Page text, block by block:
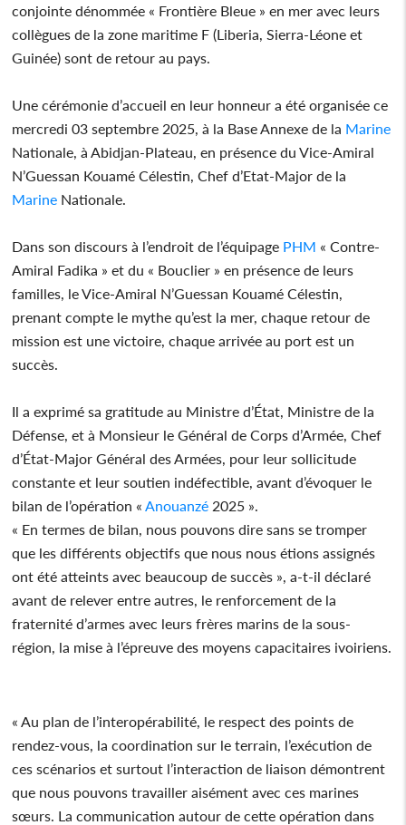
conjointe dénommée « Frontière Bleue » en mer avec leurs
collègues de la zone maritime F (Liberia, Sierra-Léone et
Guinée) sont de retour au pays.
Une cérémonie d’accueil en leur honneur a été organisée ce
mercredi 03 septembre 2025, à la Base Annexe de la Marine
Nationale, à Abidjan-Plateau, en présence du Vice-Amiral
N’Guessan Kouamé Célestin, Chef d’Etat-Major de la
Marine Nationale.
Dans son discours à l’endroit de l’équipage PHM « Contre-
Amiral Fadika » et du « Bouclier » en présence de leurs
familles, le Vice-Amiral N’Guessan Kouamé Célestin,
prenant compte le mythe qu’est la mer, chaque retour de
mission est une victoire, chaque arrivée au port est un
succès.
Il a exprimé sa gratitude au Ministre d’État, Ministre de la
Défense, et à Monsieur le Général de Corps d’Armée, Chef
d’État-Major Général des Armées, pour leur sollicitude
constante et leur soutien indéfectible, avant d’évoquer le
bilan de l’opération « Anouanzé 2025 ».
« En termes de bilan, nous pouvons dire sans se tromper
que les différents objectifs que nous nous étions assignés
ont été atteints avec beaucoup de succès », a-t-il déclaré
avant de relever entre autres, le renforcement de la
fraternité d’armes avec leurs frères marins de la sous-
région, la mise à l’épreuve des moyens capacitaires ivoiriens.
« Au plan de l’interopérabilité, le respect des points de
rendez-vous, la coordination sur le terrain, l’exécution de
ces scénarios et surtout l’interaction de liaison démontrent
que nous pouvons travailler aisément avec ces marines
sœurs. La communication autour de cette opération dans